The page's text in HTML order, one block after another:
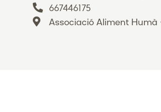
667446175
Associació Aliment Humà